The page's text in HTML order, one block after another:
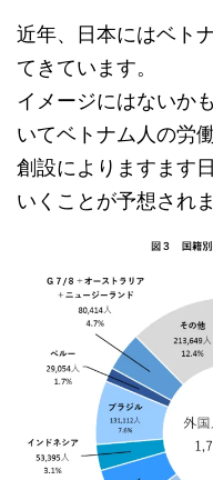
近年、日本にはベト
てきています。
イメージにはないか
いてベトナム人の労
創設によりますます
いくことが予想されま